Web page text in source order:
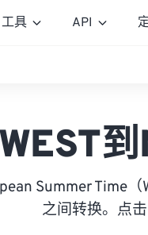
工具 API
Summer Time（
之间转换。点